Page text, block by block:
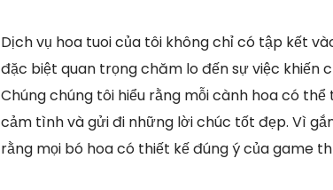
Dịch vụ hoa tuoi của tôi không chỉ có tập kết
đặc biệt quan trọng chăm lo đến sự việc khiến
Chúng chúng tôi hiểu rằng mỗi cành hoa có
cảm tình và gửi đi những lời chúc tốt đẹp. Vì
rằng mọi bó hoa có thiết kế đúng ý của game